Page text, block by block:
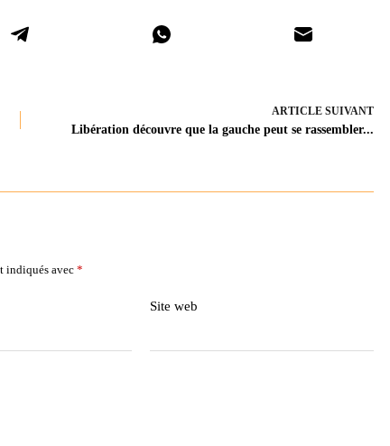
ARTICLE SUIVANT
Libération découvre que la gauche peut se rassembler...
indiqués avec*
Site web